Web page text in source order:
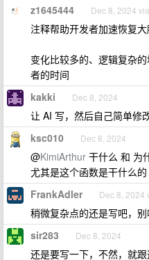
z1645444 Dec 8, 2024
注释帮助开发者加速恢复
变化比较多的、逻辑复杂
者的时间
kakki Dec 8, 2024
让 AI 写，然后自己简单修
ksc010 Dec 8, 2024
@KimiArthur 干什么 和 为
尤其是这个函数是干什么的
FrankAdler Dec 8, 2024
稍微复杂点的还是写吧，别
sir283 Dec 8, 2024
还是要写一下，不然，就跟